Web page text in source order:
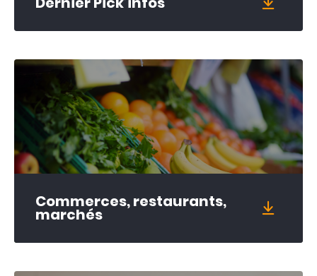
Commerces, restaurants,
marchés
Contacter la mairie